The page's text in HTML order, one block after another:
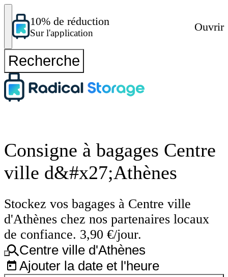
10% de réduction
Sur l'application
Ouvrir
Recherche
Consigne à bagages Centre
ville d&#x27;Athènes
Stockez vos bagages à Centre ville
d'Athènes chez nos partenaires locaux
de confiance. 3,90 €/jour.
Centre ville d'Athènes
Ajouter la date et l'heure